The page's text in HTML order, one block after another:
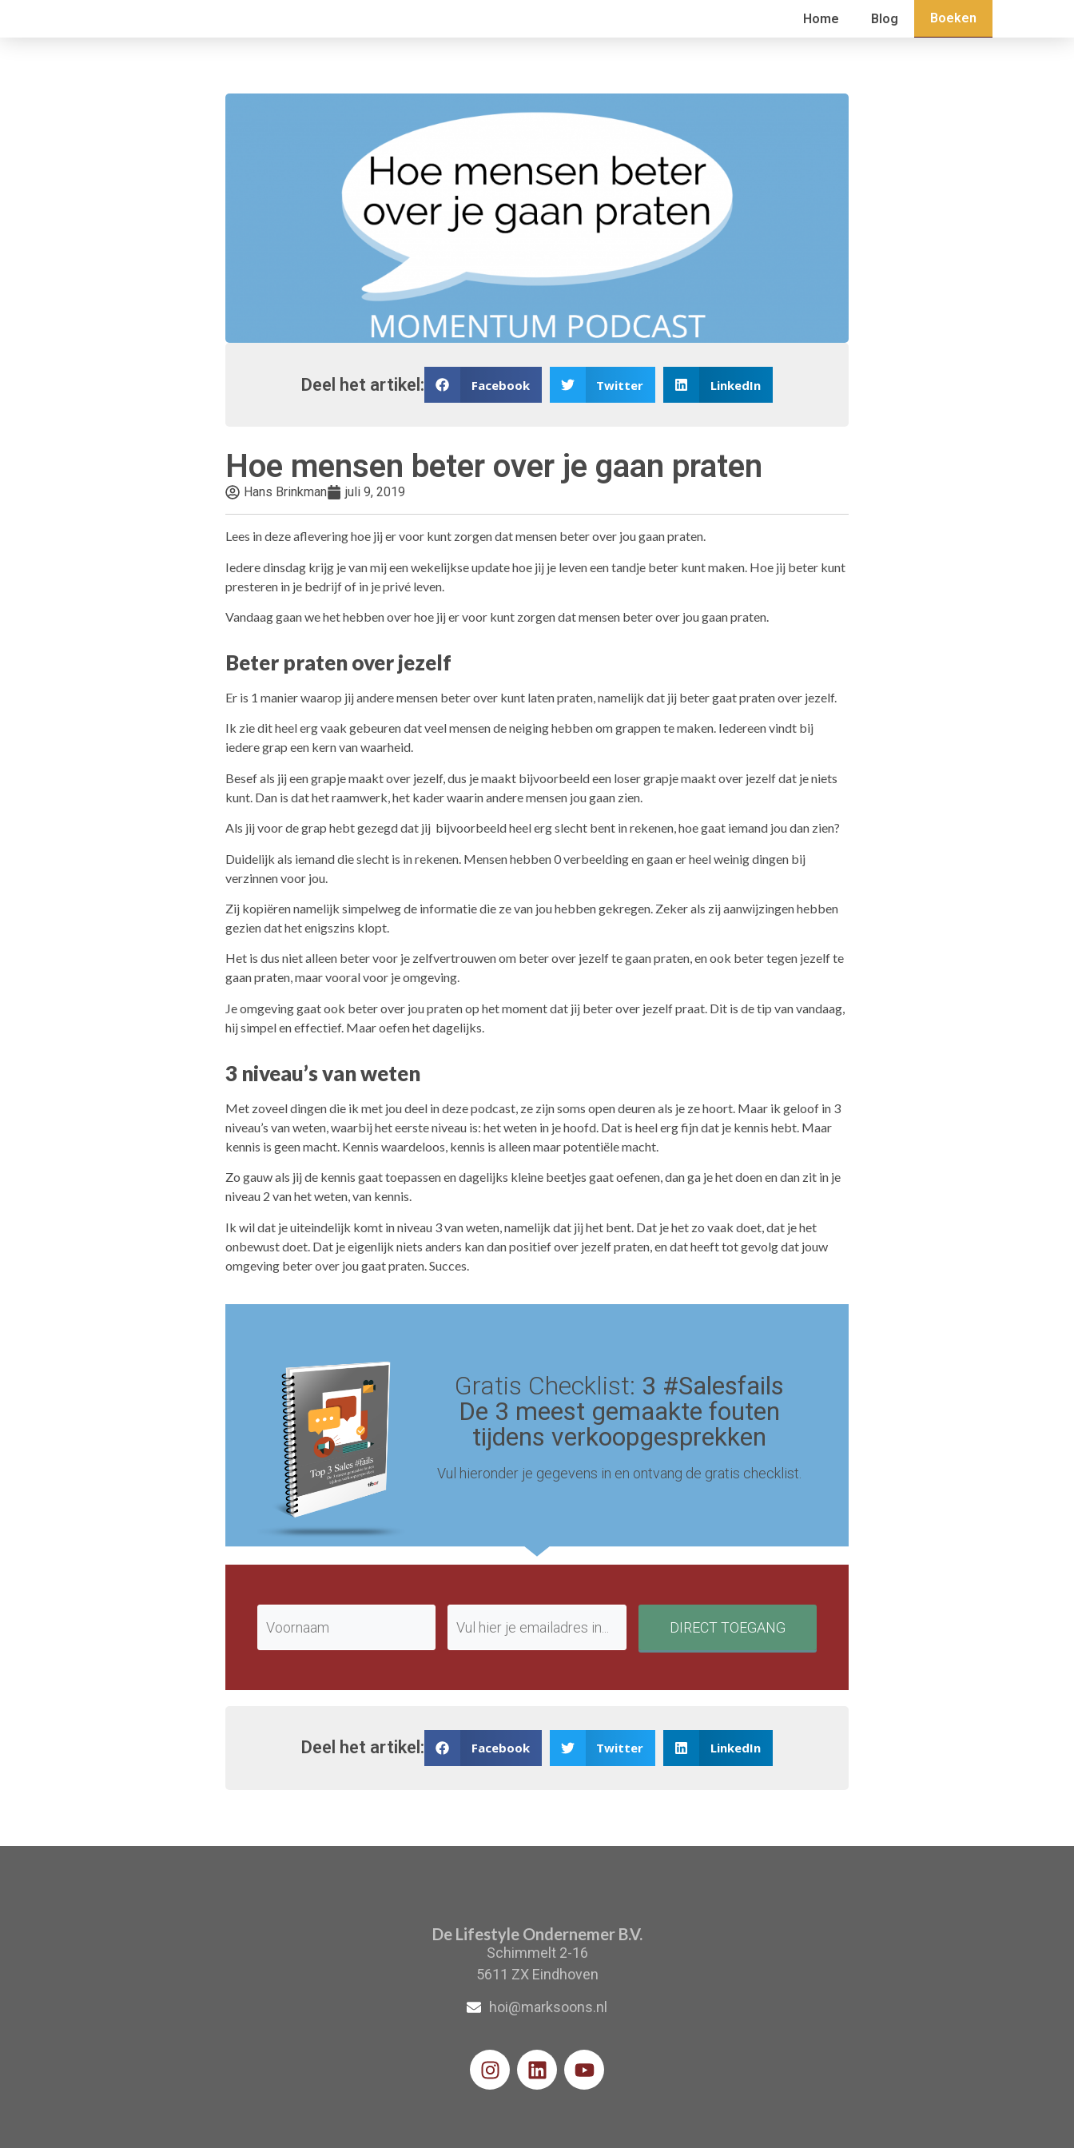
Home Blog Boeken
Deel het artikel: Facebook Twitter LinkedIn
Hoe mensen beter over je gaan praten
Hans Brinkman juli 9, 2019
Lees in deze aflevering hoe jij er voor kunt zorgen dat mensen beter over jou gaan praten.
Iedere dinsdag krijg je van mij een wekelijkse update hoe jij je leven een tandje beter kunt maken. Hoe jij beter kunt
presteren in je bedrijf of in je privé leven.
Vandaag gaan we het hebben over hoe jij er voor kunt zorgen dat mensen beter over jou gaan praten.
Beter praten over jezelf
Er is 1 manier waarop jij andere mensen beter over kunt laten praten, namelijk dat jij beter gaat praten over jezelf.
Ik zie dit heel erg vaak gebeuren dat veel mensen de neiging hebben om grappen te maken. Iedereen vindt bij
iedere grap een kern van waarheid.
Besef als jij een grapje maakt over jezelf, dus je maakt bijvoorbeeld een loser grapje maakt over jezelf dat je niets
kunt. Dan is dat het raamwerk, het kader waarin andere mensen jou gaan zien.
Als jij voor de grap hebt gezegd dat jij bijvoorbeeld heel erg slecht bent in rekenen, hoe gaat iemand jou dan zien?
Duidelijk als iemand die slecht is in rekenen. Mensen hebben 0 verbeelding en gaan er heel weinig dingen bij
verzinnen voor jou.
Zij kopiëren namelijk simpelweg de informatie die ze van jou hebben gekregen. Zeker als zij aanwijzingen hebben
gezien dat het enigszins klopt.
Het is dus niet alleen beter voor je zelfvertrouwen om beter over jezelf te gaan praten, en ook beter tegen jezelf te
gaan praten, maar vooral voor je omgeving.
Je omgeving gaat ook beter over jou praten op het moment dat jij beter over jezelf praat. Dit is de tip van vandaag,
hij simpel en effectief. Maar oefen het dagelijks.
3 niveau’s van weten
Met zoveel dingen die ik met jou deel in deze podcast, ze zijn soms open deuren als je ze hoort. Maar ik geloof in 3
niveau’s van weten, waarbij het eerste niveau is: het weten in je hoofd. Dat is heel erg fijn dat je kennis hebt. Maar
kennis is geen macht. Kennis waardeloos, kennis is alleen maar potentiële macht.
Zo gauw als jij de kennis gaat toepassen en dagelijks kleine beetjes gaat oefenen, dan ga je het doen en dan zit in je
niveau 2 van het weten, van kennis.
Ik wil dat je uiteindelijk komt in niveau 3 van weten, namelijk dat jij het bent. Dat je het zo vaak doet, dat je het
onbewust doet. Dat je eigenlijk niets anders kan dan positief over jezelf praten, en dat heeft tot gevolg dat jouw
omgeving beter over jou gaat praten. Succes.
Gratis Checklist: 3 #Salesfails
De 3 meest gemaakte fouten
tijdens verkoopgesprekken
Vul hieronder je gegevens in en ontvang de gratis checklist.
DIRECT TOEGANG
Deel het artikel: Facebook Twitter LinkedIn
De Lifestyle Ondernemer B.V.
Schimmelt 2-16
5611 ZX Eindhoven
hoi@marksoons.nl